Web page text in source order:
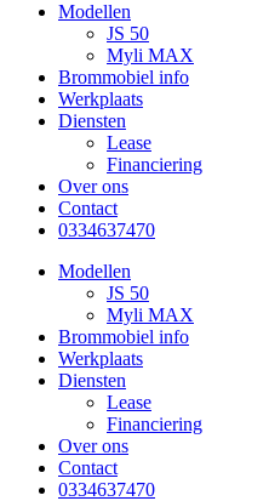
Modellen
JS 50
Myli MAX
Brommobiel info
Werkplaats
Diensten
Lease
Financiering
Over ons
Contact
0334637470
Modellen
JS 50
Myli MAX
Brommobiel info
Werkplaats
Diensten
Lease
Financiering
Over ons
Contact
0334637470